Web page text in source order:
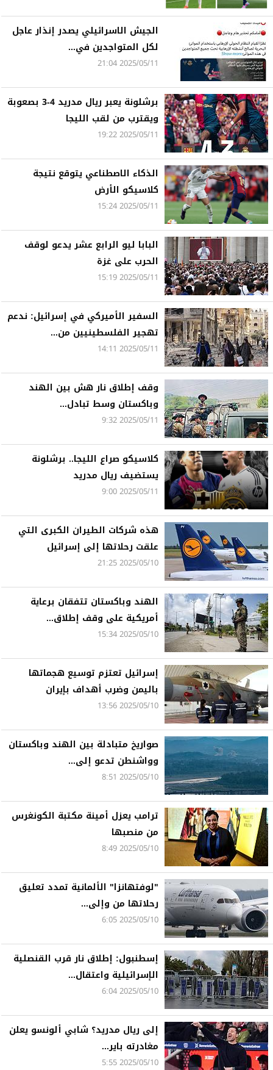
الجيش الاسرائيلي يصدر إنذار عاجل
لكل المتواجدين في...
2025/05/11 21:04
برشلونة يعبر ريال مدريد 4-3 بصعوبة
ويقترب من لقب الليجا
2025/05/11 19:22
الذكاء الاصطناعي يتوقع نتيجة
كلاسيكو الأرض
2025/05/11 15:24
البابا ليو الرابع عشر يدعو لوقف
الحرب على غزة
2025/05/11 15:19
السفير الأميركي في إسرائيل: ندعم
تهجير الفلسطينيين من...
2025/05/11 14:11
وقف إطلاق نار هش بين الهند
وباكستان وسط تبادل...
2025/05/11 9:32
كلاسيكو صراع الليجا.. برشلونة
يستضيف ريال مدريد
2025/05/11 9:00
هذه شركات الطيران الكبرى التي
علقت رحلاتها إلى إسرائيل
2025/05/10 21:25
الهند وباكستان تتفقان برعاية
أمريكية على وقف إطلاق...
2025/05/10 15:34
إسرائيل تعتزم توسيع هجماتها
باليمن وضرب أهداف بإيران
2025/05/10 13:56
صواريخ متبادلة بين الهند وباكستان
وواشنطن تدعو إلى...
2025/05/10 8:51
ترامب يعزل أمينة مكتبة الكونغرس
من منصبها
2025/05/10 8:49
"لوفتهانزا" الألمانية تمدد تعليق
رحلاتها من وإلى...
2025/05/10 6:05
إسطنبول: إطلاق نار قرب القنصلية
الإسرائيلية واعتقال...
2025/05/10 6:04
إلى ريال مدريد؟ شابي ألونسو يعلن
مغادرته باير...
2025/05/10 5:55